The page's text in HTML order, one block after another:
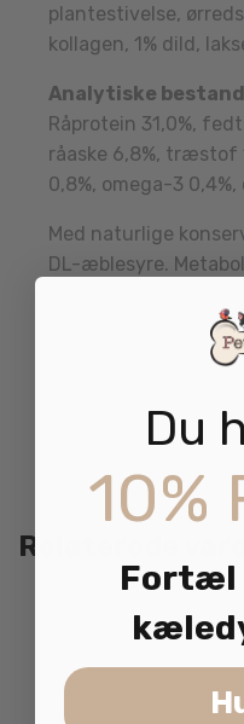
plantestivelse,
kollagen, 1% dild,
Analytiske
Råprotein 31,0%,
råaske 6,8%, træstof
0,8%, omega-3
Med naturlige
DL-æblesyre.
Se alle vores
Relaterede varer
Du
10%
Fortæl